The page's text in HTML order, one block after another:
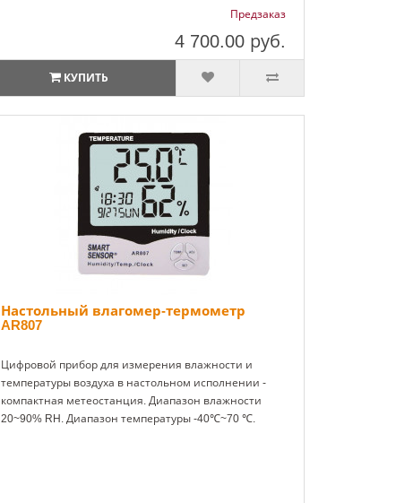
Предзаказ
4 700.00 руб.
КУПИТЬ
Настольный влагомер-термометр
AR807
Цифровой прибор для измерения влажности и
температуры воздуха в настольном исполнении -
компактная метеостанция. Диапазон влажности
20~90% RH. Диапазон температуры -40℃~70 ℃.